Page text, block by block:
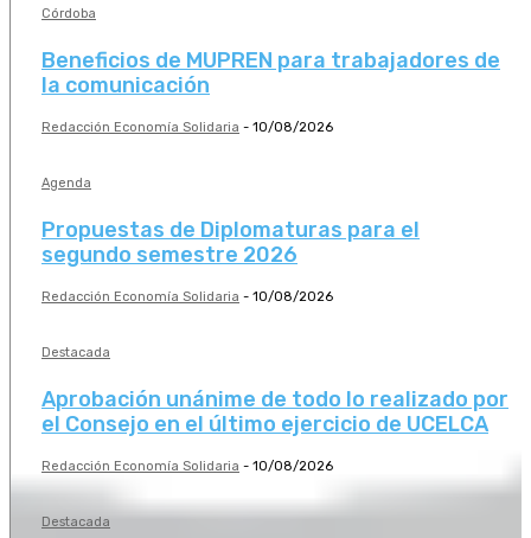
Córdoba
Beneficios de MUPREN para trabajadores de
la comunicación
Redacción Economía Solidaria - 10/08/2026
Agenda
Propuestas de Diplomaturas para el
segundo semestre 2026
Redacción Economía Solidaria - 10/08/2026
Destacada
Aprobación unánime de todo lo realizado por
el Consejo en el último ejercicio de UCELCA
Redacción Economía Solidaria - 10/08/2026
Destacada